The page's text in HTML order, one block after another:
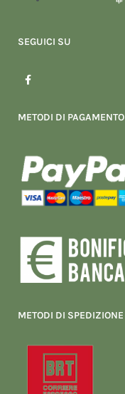
SEGUICI SU
F
a
b
o
-
f
METODI DI PAGAMENTO
METODI DI SPEDIZIONE